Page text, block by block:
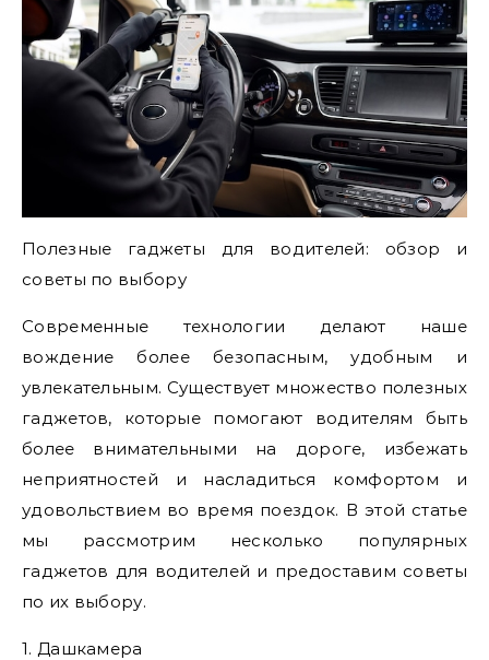
Полезные гаджеты для водителей: обзор и
советы по выбору
Современные технологии делают наше
вождение более безопасным, удобным и
увлекательным. Существует множество полезных
гаджетов, которые помогают водителям быть
более внимательными на дороге, избежать
неприятностей и насладиться комфортом и
удовольствием во время поездок. В этой статье
мы рассмотрим несколько популярных
гаджетов для водителей и предоставим советы
по их выбору.
1. Дашкамера